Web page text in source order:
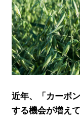
近年、「カーボ
する機会が増え